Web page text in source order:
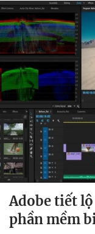
Adobe tiết
phần mềm